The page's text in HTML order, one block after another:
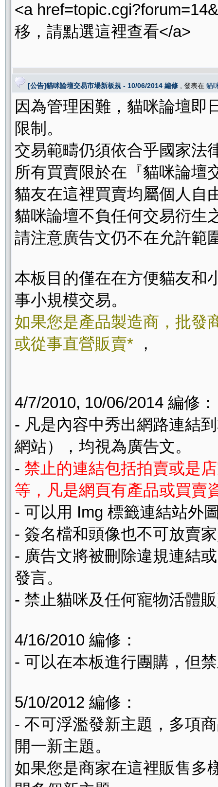
<a
移，請點選這裡查看</a>
[公告]貓咪論壇交易市場新板規 - 10/06/2014 編修 , 發表在 貓
因為管理困難，貓咪論壇即
限制。
交易範疇仍須依合乎國家法
所有買賣限於在『貓咪論壇
貓友在這裡買賣均屬個人自
貓咪論壇不負任何交易衍生
請注意廣告文仍不在允許範
本板目的僅在在方便貓友
事小規模交易。
如果您是產品製造商，批發
或從事直營販賣*
，
4/7/2010, 10/06/2014 編修：
- 凡是內容中秀出網路連結
網站），均視為廣告文。
- 禁止的連結包括拍賣或是
等，凡是網頁有產品或買賣
- 可以用 Img 標籤連結站外
- 簽名檔和頭像也不可放賣
- 廣告文將被刪除違規連結
發言。
- 禁止貓咪及任何寵物活體
4/16/2010 編修：
- 可以在本板進行團購，但
5/10/2012 編修：
- 不可浮濫發新主題，多項
開一新主題。
如果您是商家在這裡販售多